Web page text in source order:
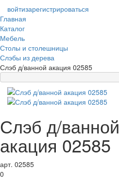
войтизарегистрироваться
Главная
Каталог
Мебель
Столы и столешницы
Слэбы из дерева
Слэб д/ванной акация 02585
Слэб д/ванной
акация 02585
арт. 02585
0